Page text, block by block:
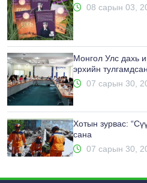
08 сарын 03,
Монгол Улс дахь
эрхийн
07 сарын 30,
Хотын зурвас:
сана
07 сарын 30,